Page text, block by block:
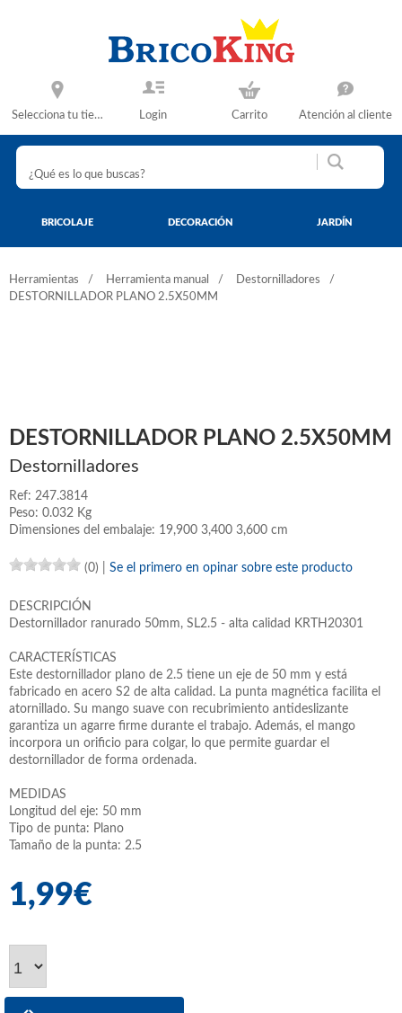
Selecciona tu tienda Login Carrito Atención al cliente
BRICOLAJE DECORACIÓN JARDÍN
Herramientas Herramienta manual
Destornilladores
DESTORNILLADOR PLANO 2.5X50MM
DESTORNILLADOR PLANO 2.5X50MM
Destornilladores
Ref: 247.3814
Peso: 0.032 Kg
Dimensiones del embalaje: 19,900 3,400 3,600 cm
(0) Se el primero en opinar sobre este producto
DESCRIPCIÓN
Destornillador ranurado 50mm, SL2.5 - alta calidad KRTH20301
CARACTERÍSTICAS
Este destornillador plano de 2.5 tiene un eje de 50 mm y está
fabricado en acero S2 de alta calidad. La punta magnética facilita el
atornillado. Su mango suave con recubrimiento antideslizante
garantiza un agarre firme durante el trabajo. Además, el mango
incorpora un orificio para colgar, lo que permite guardar el
destornillador de forma ordenada.
MEDIDAS
Longitud del eje: 50 mm
Tipo de punta: Plano
Tamaño de la punta: 2.5
1,99€